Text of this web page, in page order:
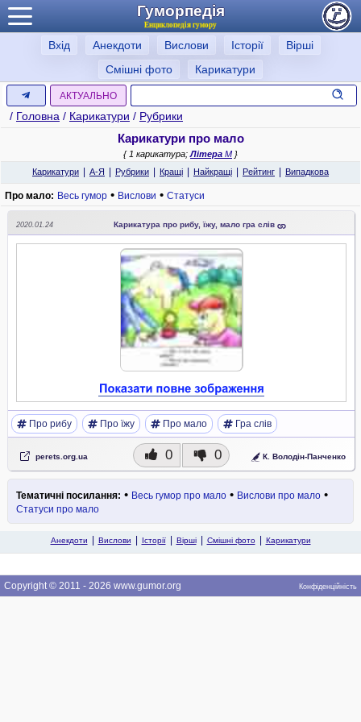
Гуморпедія
Енциклопедія гумору
Вхід Анекдоти Вислови Історії
Вірші
Смішні фото
Карикатури
АКТУАЛЬНО
/ Головна / Карикатури / Рубрики
Карикатури про мало
{ 1 карикатура;Літера М }
Карикатури
А-Я Рубрики Кращі Найкращі Рейтинг Випадкова
Про мало: Весь гумор • Вислови • Статуси
2020.01.24 Карикатура про рибу, їжу, мало гра слів
Про рибу Про їжу Про мало Гра слів
perets.org.ua 0 0 К. Володін-Панченко
Тематичні посилання: • Весь гумор про мало • Вислови про мало •
Статуси про мало
Анекдоти Вислови Історії Вірші Смішні фото Карикатури
Copyright © 2011 - 2026 www.gumor.org Конфіденційність